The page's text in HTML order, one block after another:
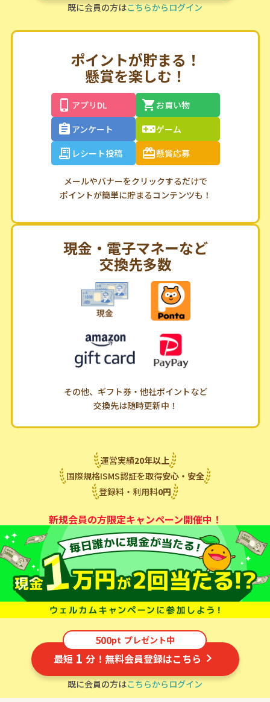
既に会員の方はこちらからログイン
ポイントが貯まる！
懸賞を楽しむ！
アプリDL
お買い物
アンケート
ゲーム
レシート投稿
懸賞応募
メールやバナーをクリックするだけで
ポイントが簡単に貯まるコンテンツも！
現金・電子マネーなど
交換先多数
その他、ギフト券・他社ポイントなど
交換先は随時更新中！
運営実績20年以上
国際規格ISMS認証を取得安心・安全
登録料・利用料0円
新規会員の方限定キャンペーン開催中！
500pt プレゼント中
最短 1 分！無料会員登録はこちら
既に会員の方はこちらからログイン